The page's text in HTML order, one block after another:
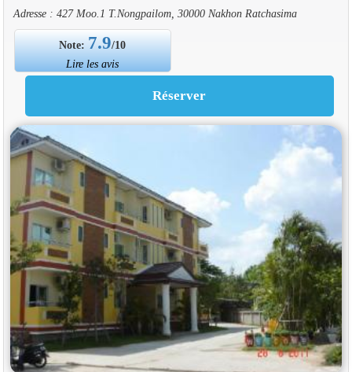
Adresse : 427 Moo.1 T.Nongpailom, 30000 Nakhon Ratchasima
Note: 7.9/10
Lire les avis